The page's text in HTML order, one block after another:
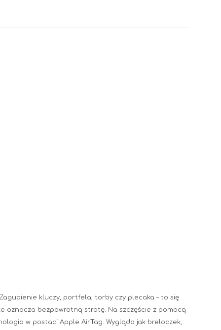
kluczy, portfela, torby czy plecaka – to się
oznacza bezpowrotną stratę. Na szczęście z pomocą
w postaci Apple AirTag. Wygląda jak breloczek,